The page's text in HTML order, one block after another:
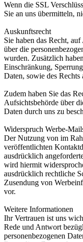
Wenn die SSL
Sie an uns übermitteln,
Auskunftsrecht
Sie haben das Recht,
über die
wurden. Zusätzlich
Einschränkung,
Daten, sowie des
Zudem haben Sie das
Aufsichtsbehörde über
Daten durch uns zu
Widerspruch Werbe-
Der Nutzung von im
veröffentlichten
ausdrücklich
wird hiermit
ausdrücklich rechtliche
Zusendung von
vor.
Weitere Informationen
Ihr Vertrauen ist uns
Rede und Antwort
personenbezogenen